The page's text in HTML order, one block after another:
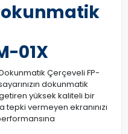
01X
Çerçeveli FP-
dokunmatik
yüksek kaliteli bir
tepki vermeyen ekranınızı